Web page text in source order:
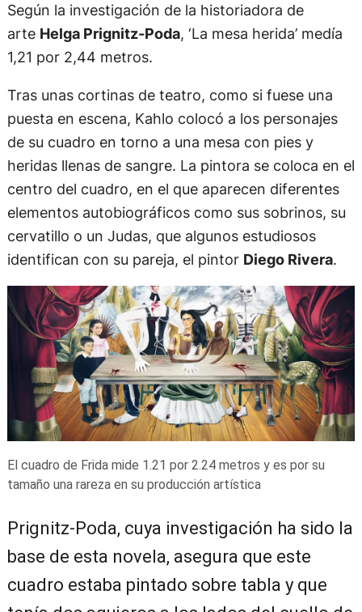
Según la investigación de la historiadora de
arte Helga Prignitz-Poda, ‘La mesa herida’ medía
1,21 por 2,44 metros.
Tras unas cortinas de teatro, como si fuese una
puesta en escena, Kahlo colocó a los personajes
de su cuadro en torno a una mesa con pies y
heridas llenas de sangre. La pintora se coloca en el
centro del cuadro, en el que aparecen diferentes
elementos autobiográficos como sus sobrinos, su
cervatillo o un Judas, que algunos estudiosos
identifican con su pareja, el pintor Diego Rivera.
El cuadro de Frida mide 1.21 por 2.24 metros y es por su
tamaño una rareza en su producción artística
Prignitz-Poda, cuya investigación ha sido la
base de esta novela, asegura que este
cuadro estaba pintado sobre tabla y que